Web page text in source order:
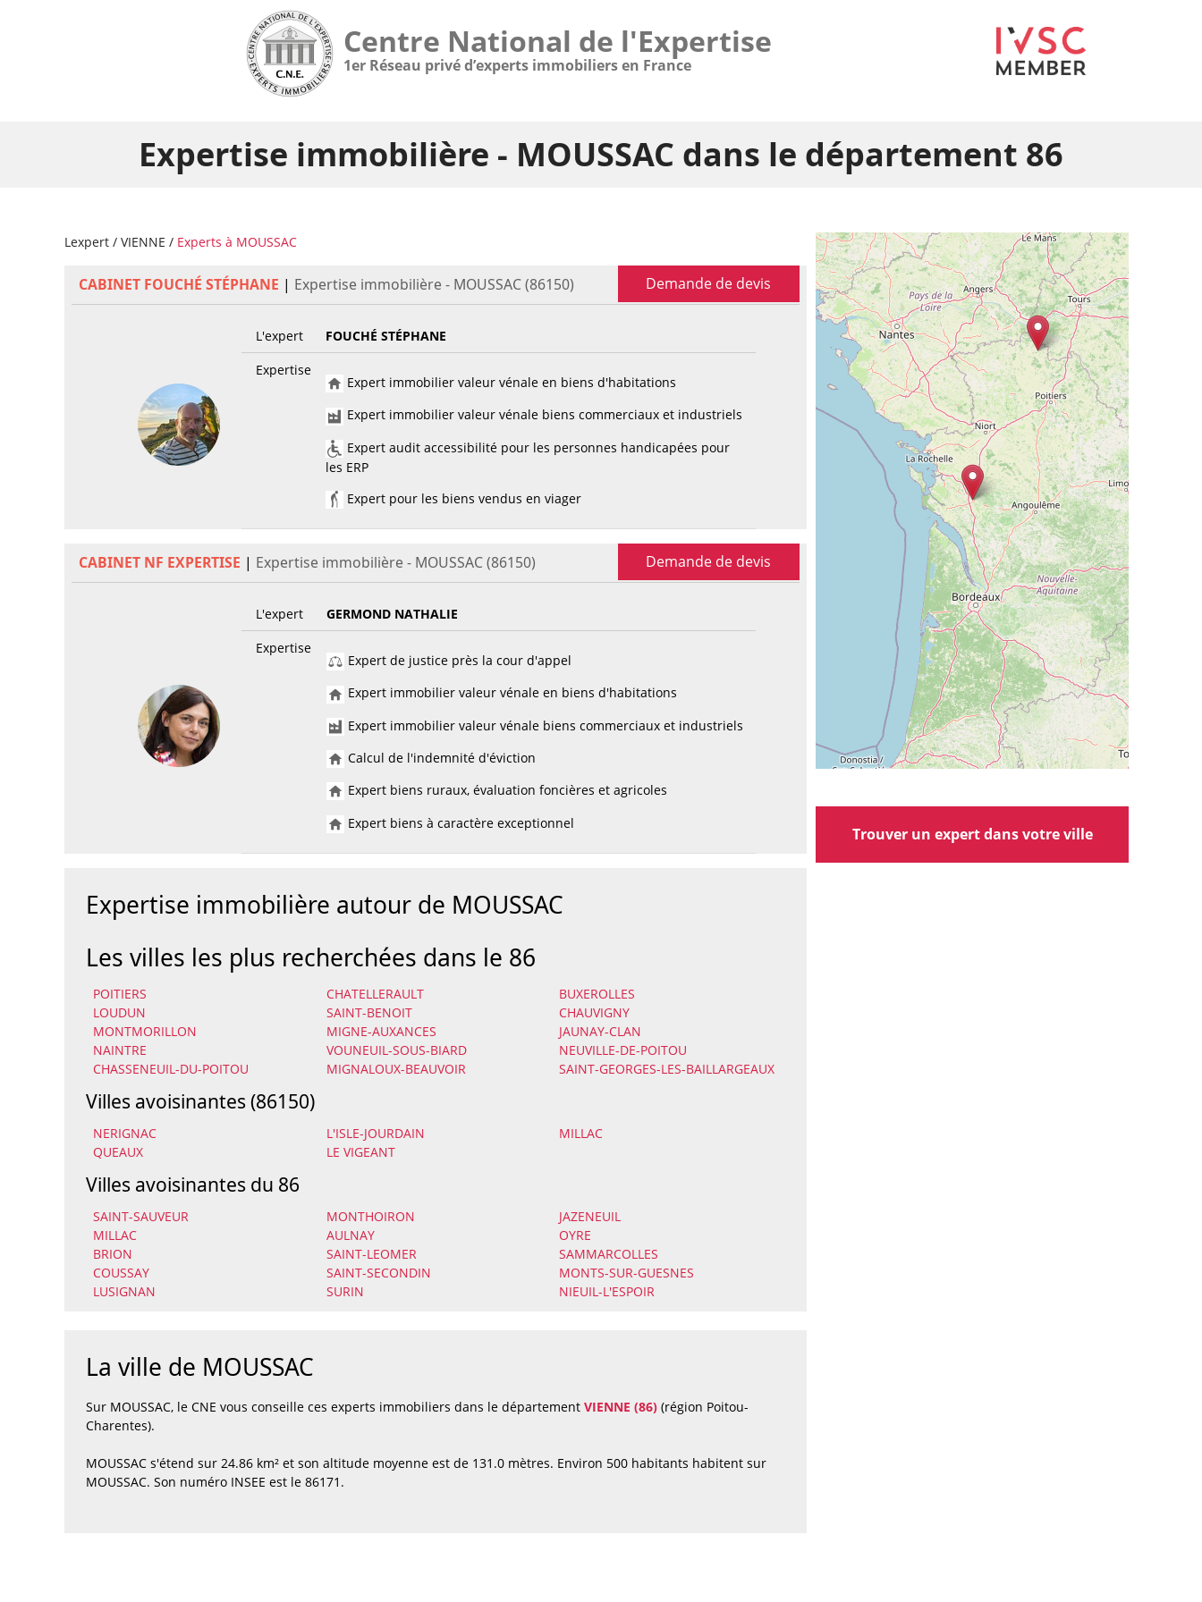
Centre National de l'Expertise
1er Réseau privé d’experts immobiliers en France
Expertise immobilière - MOUSSAC dans le département 86
Lexpert / VIENNE / Experts à MOUSSAC
CABINET FOUCHÉ STÉPHANE | Expertise immobilière - MOUSSAC (86150) Demande de devis
L'expert
FOUCHÉ STÉPHANE
Expertise
Expert immobilier valeur vénale en biens d'habitations
Expert immobilier valeur vénale biens commerciaux et industriels
Expert audit accessibilité pour les personnes handicapées pour
les ERP
Expert pour les biens vendus en viager
CABINET NF EXPERTISE | Expertise immobilière - MOUSSAC (86150) Demande de devis
L'expert
GERMOND NATHALIE
Expertise
Expert de justice près la cour d'appel
Expert immobilier valeur vénale en biens d'habitations
Expert immobilier valeur vénale biens commerciaux et industriels
Calcul de l'indemnité d'éviction
Expert biens ruraux, évaluation foncières et agricoles
Expert biens à caractère exceptionnel
Expertise immobilière autour de MOUSSAC
Les villes les plus recherchées dans le 86
POITIERS CHATELLERAULT
BUXEROLLES
LOUDUN
SAINT-BENOIT
CHAUVIGNY
MONTMORILLON
MIGNE-AUXANCES
JAUNAY-CLAN
NAINTRE
VOUNEUIL-SOUS-BIARD
NEUVILLE-DE-POITOU
CHASSENEUIL-DU-POITOU
MIGNALOUX-BEAUVOIR SAINT-GEORGES-LES-BAILLARGEAUX
Villes avoisinantes (86150)
NERIGNAC L'ISLE-JOURDAIN
MILLAC
QUEAUX
LE VIGEANT
Villes avoisinantes du 86
SAINT-SAUVEUR MONTHOIRON
JAZENEUIL
MILLAC
AULNAY
OYRE
BRION
SAINT-LEOMER
SAMMARCOLLES
COUSSAY
SAINT-SECONDIN
MONTS-SUR-GUESNES
LUSIGNAN
SURIN NIEUIL-L'ESPOIR
La ville de MOUSSAC
Sur MOUSSAC, le CNE vous conseille ces experts immobiliers dans le département VIENNE (86) (région Poitou-
Charentes).
MOUSSAC s'étend sur 24.86 km² et son altitude moyenne est de 131.0 mètres. Environ 500 habitants habitent sur
MOUSSAC. Son numéro INSEE est le 86171.
Trouver un expert dans votre ville